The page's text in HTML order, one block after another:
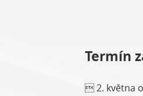
Termín
 2. května